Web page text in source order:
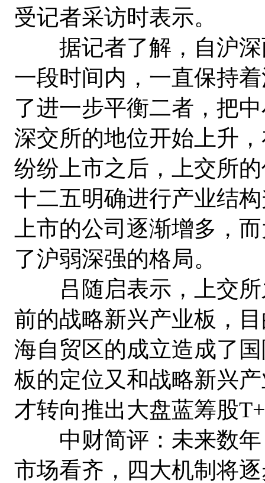
受记者采访时表示。
据记者了解，自沪深
一段时间内，一直保持
了进一步平衡二者，把
深交所的地位开始上升
纷纷上市之后，上交所
十二五明确进行产业结
上市的公司逐渐增多，
了沪弱深强的格局。
吕随启表示，上交所
前的战略新兴产业板，
海自贸区的成立造成了
板的定位又和战略新兴
才转向推出大盘蓝筹股
中财简评：未来数年
市场看齐，四大机制将